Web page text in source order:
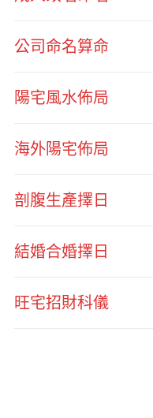
公司命名算命
陽宅風水佈局
海外陽宅佈局
剖腹生產擇日
結婚合婚擇日
旺宅招財科儀